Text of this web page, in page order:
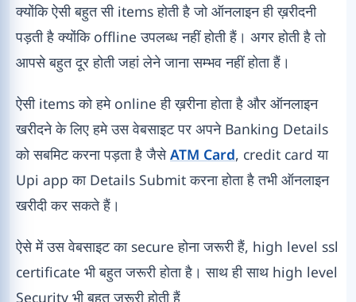
क्योंकि ऐसी बहुत सी items होती है जो ऑनलाइन ही ख़रीदनी
पड़ती है क्योंकि offline उपलब्ध नहीं होती हैं। अगर होती है तो
आपसे बहुत दूर होती जहां लेने जाना सम्भव नहीं होता हैं।
ऐसी items को हमे online ही ख़रीना होता है और ऑनलाइन
खरीदने के लिए हमे उस वेबसाइट पर अपने Banking Details
को सबमिट करना पड़ता है जैसेATM Card, credit card या
Upi app का Details Submit करना होता है तभी ऑनलाइन
खरीदी कर सकते हैं।
ऐसे में उस वेबसाइट का secure होना जरूरी हैं, high level ssl
certificate भी बहुत जरूरी होता है। साथ ही साथ high level
Security भी बहुत जरूरी होती हैं